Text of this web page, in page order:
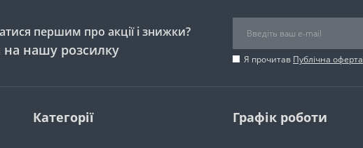
першим про акції і знижки?
на нашу розсилку
Я прочитав Публічна оферта
Категорії Графік роботи